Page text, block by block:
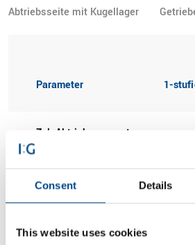
Consent Details
This website uses cookies
Abtriebsseite mit Kugellager
Parameter 1-
Zul. Abtriebsmoment
Getriebewirkungsgrad
ca.